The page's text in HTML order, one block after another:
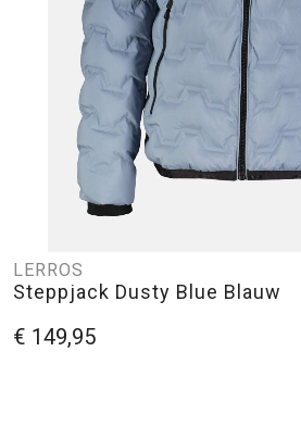
LERROS
Steppjack Dusty Blue Blauw
€ 149,95